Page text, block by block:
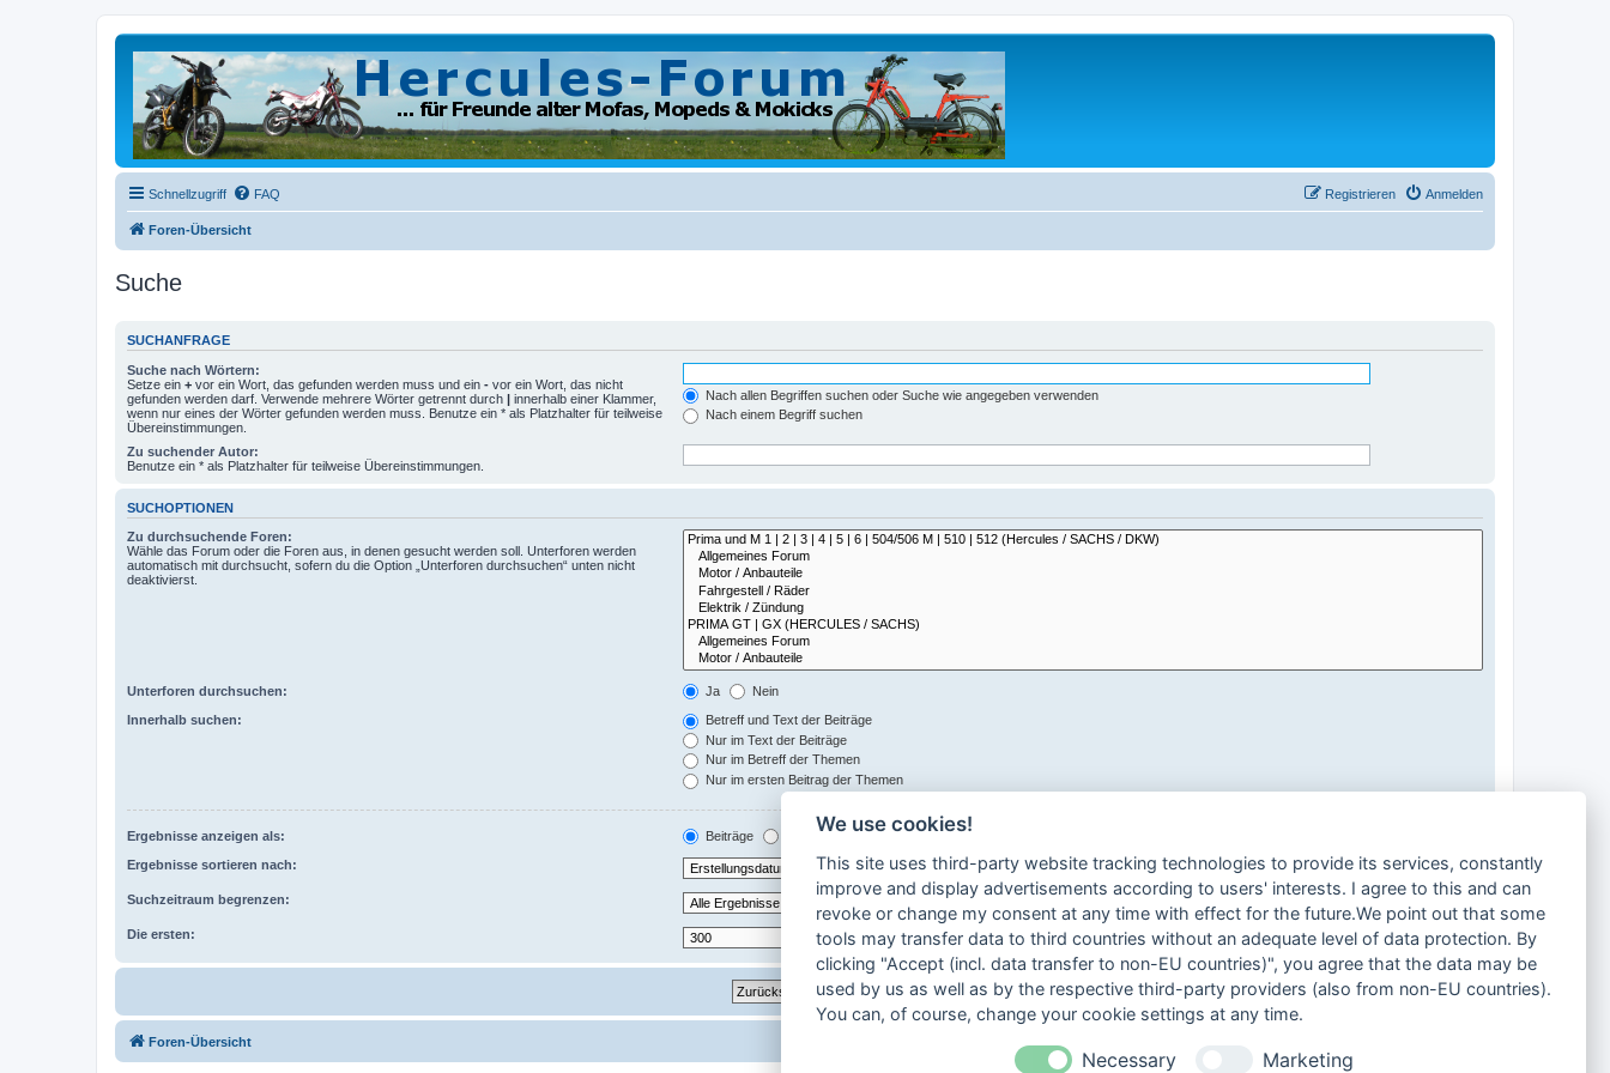
Schnellzugriff FAQ Anmelden
Registrieren
Foren-Übersicht
Suche
SUCHANFRAGE
Suche nach Wörtern:
Setze ein + vor ein Wort, das gefunden werden muss und ein - vor ein Wort, das nicht
gefunden werden darf. Verwende mehrere Wörter getrennt durch | innerhalb einer Klammer,
wenn nur eines der Wörter gefunden werden muss. Benutze ein * als Platzhalter für teilweise
Übereinstimmungen.
Nach allen Begriffen suchen oder Suche wie angegeben verwenden
Nach einem Begriff suchen
Zu suchender Autor:
Benutze ein * als Platzhalter für teilweise Übereinstimmungen.
SUCHOPTIONEN
Zu durchsuchende Foren:
Wähle das Forum oder die Foren aus, in denen gesucht werden soll. Unterforen werden
automatisch mit durchsucht, sofern du die Option „Unterforen durchsuchen“ unten nicht
deaktivierst.
Unterforen durchsuchen: Ja Nein
Innerhalb suchen:
Betreff und Text der Beiträge
Nur im Text der Beiträge
Nur im Betreff der Themen
Nur im ersten Beitrag der Themen
Ergebnisse anzeigen als: Beiträge Themen
Ergebnisse sortieren nach: Aufsteigend Absteigend
Suchzeitraum begrenzen:
Die ersten: Zeichen der Beiträge anzeigen
Foren-Übersicht
We use cookies!
This site uses third-party website tracking technologies to provide its services, constantly
improve and display advertisements according to users' interests. I agree to this and can
revoke or change my consent at any time with effect for the future.We point out that some
tools may transfer data to third countries without an adequate level of data protection. By
clicking "Accept (incl. data transfer to non-EU countries)", you agree that the data may be
used by us as well as by the respective third-party providers (also from non-EU countries).
You can, of course, change your cookie settings at any time.
Necessary Marketing